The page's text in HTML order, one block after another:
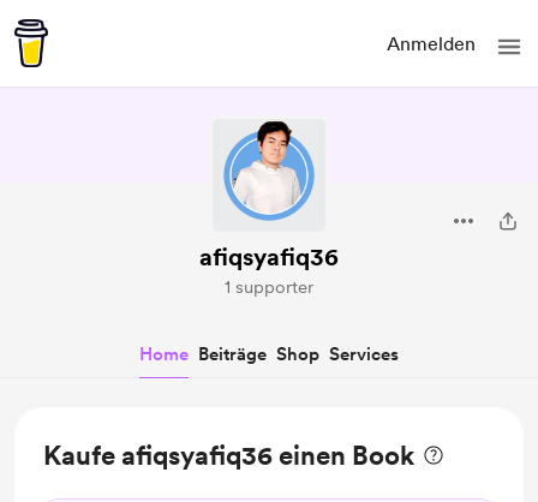
Anmelden
afiqsyafiq36
1 supporter
Home Beiträge Shop Services
Kaufe afiqsyafiq36 einen Book